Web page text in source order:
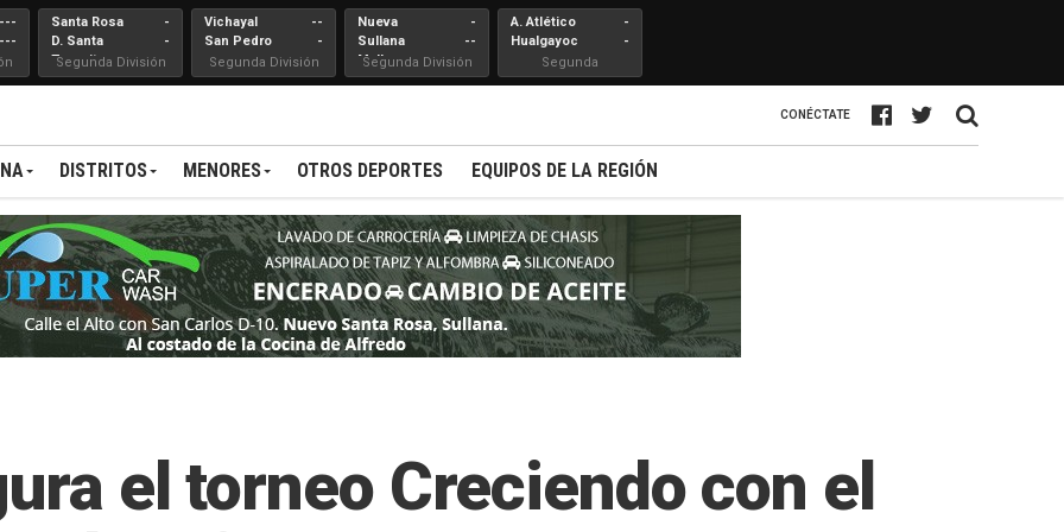
---
---
Santa Rosa
D. Santa
Teresita
-
-
Segunda División
Vichayal
San Pedro
--
-
Segunda División
Nueva
Sullana
Mallares
-
--
Segunda División
A. Atlético
Hualgayoc
-
-
Segunda
Profesional
CONÉCTATE
DISTRITOS MENORES OTROS DEPORTES EQUIPOS DE LA REGIÓN
el torneo Creciendo con el